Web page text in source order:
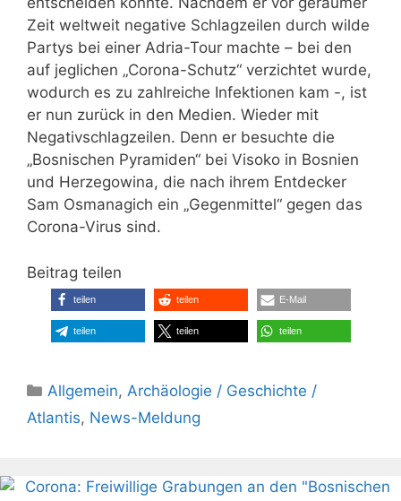
Zeit weltweit negative Schlagzeilen durch wilde
Partys bei einer Adria-Tour machte – bei den
auf jeglichen „Corona-Schutz“ verzichtet wurde,
wodurch es zu zahlreiche Infektionen kam -, ist
er nun zurück in den Medien. Wieder mit
Negativschlagzeilen. Denn er besuchte die
„Bosnischen Pyramiden“ bei Visoko in Bosnien
und Herzegowina, die nach ihrem Entdecker
Sam Osmanagich ein „Gegenmittel“ gegen das
Corona-Virus sind.
Beitrag teilen
teilen teilen E-Mail
teilen teilen teilen
Kategorien
Allgemein, Archäologie / Geschichte /
Atlantis, News-Meldung